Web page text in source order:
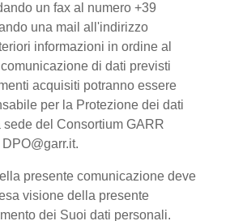
un fax al numero +39
una mail all'indirizzo
informazioni in ordine al
di dati previsti
acquisiti potranno essere
per la Protezione dei dati
del Consortium GARR
presente comunicazione deve
visione della presente
dei Suoi dati personali.